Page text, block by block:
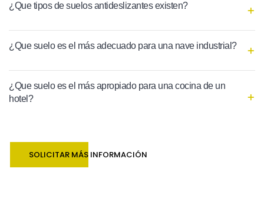
¿Que tipos de suelos antideslizantes existen?
¿Que suelo es el más adecuado para una nave industrial?
¿Que suelo es el más apropiado para una cocina de un
hotel?
SOLICITAR MÁS INFORMACIÓN